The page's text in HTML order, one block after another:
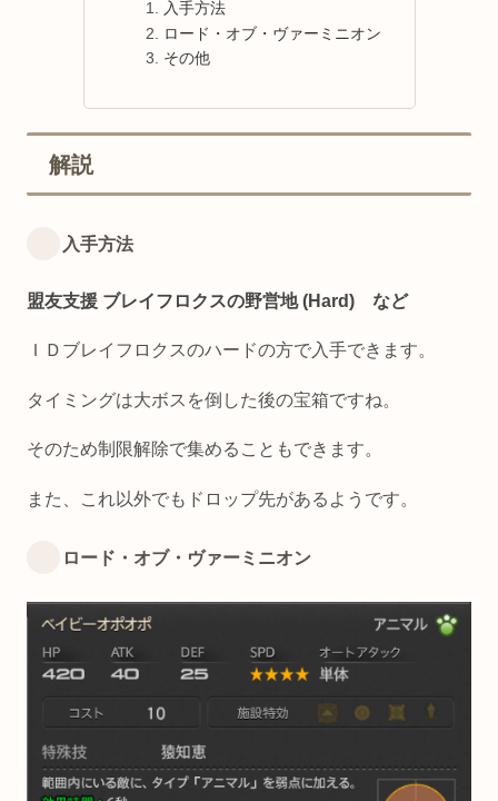
入手方法
ロード・オブ・ヴァーミニオン
その他
解説
入手方法
盟友支援 ブレイフロクスの野営地 (Hard) など
ＩＤブレイフロクスのハードの方で入手できます。
タイミングは大ボスを倒した後の宝箱ですね。
そのため制限解除で集めることもできます。
また、これ以外でもドロップ先があるようです。
ロード・オブ・ヴァーミニオン